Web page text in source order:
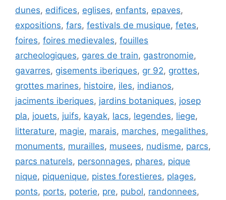
dunes, edifices, eglises, enfants, epaves,
expositions, fars, festivals de musique, fetes,
foires, foires medievales, fouilles
archeologiques, gares de train, gastronomie,
gavarres, gisements iberiques, gr 92, grottes,
grottes marines, histoire, iles, indianos,
jaciments iberiques, jardins botaniques, josep
pla, jouets, juifs, kayak, lacs, legendes, liege,
litterature, magie, marais, marches, megalithes,
monuments, murailles, musees, nudisme, parcs,
parcs naturels, personnages, phares, pique
nique, piquenique, pistes forestieres, plages,
ponts, ports, poterie, pre, pubol, randonnees,